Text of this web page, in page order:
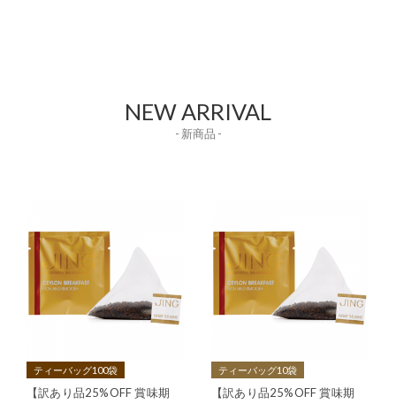
NEW ARRIVAL
- 新商品 -
ティーバッグ100袋
【訳あり品25%OFF 賞味期
ティーバッグ10袋
【訳あり品25%OFF 賞味期